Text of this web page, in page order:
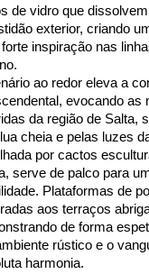
de vidro que
exterior, criando
inspiração nas
ao redor eleva a
evocando as
da região de Salta,
cheia e pelas luzes
por cactos
serve de palco para
Plataformas de
aos terraços
de forma
rústico e o
harmonia.